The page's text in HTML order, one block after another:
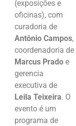
(exposições e
oficinas), com
curadoria de
Antônio Campos,
coordenadoria de
Marcus Prado e
gerencia
executiva de
Leila Teixeira. O
evento é um
programa de